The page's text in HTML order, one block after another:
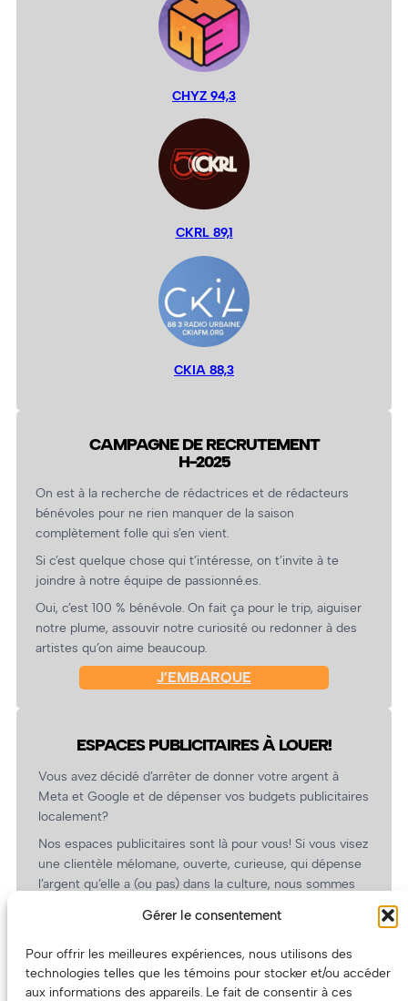
Gérer le consentement
Pour offrir les meilleures expériences, nous utilisons des
technologies telles que les témoins pour stocker et/ou accéder
aux informations des appareils. Le fait de consentir à ces
CHYZ 94,3
CKRL 89,1
CKIA 88,3
CAMPAGNE DE RECRUTEMENT
H-2025
On est à la recherche de rédactrices et de rédacteurs
bénévoles pour ne rien manquer de la saison
complètement folle qui s’en vient.
Si c’est quelque chose qui t’intéresse, on t’invite à te
joindre à notre équipe de passionné.es.
Oui, c’est 100 % bénévole. On fait ça pour le trip, aiguiser
notre plume, assouvir notre curiosité ou redonner à des
artistes qu’on aime beaucoup.
J’EMBARQUE
ESPACES PUBLICITAIRES À LOUER!
Vous avez décidé d’arrêter de donner votre argent à
Meta et Google et de dépenser vos budgets publicitaires
localement?
Nos espaces publicitaires sont là pour vous! Si vous visez
une clientèle mélomane, ouverte, curieuse, qui dépense
l’argent qu’elle a (ou pas) dans la culture, nous sommes
revient.
(Oui, on va avoir des tarifs spéciaux pour vous, les